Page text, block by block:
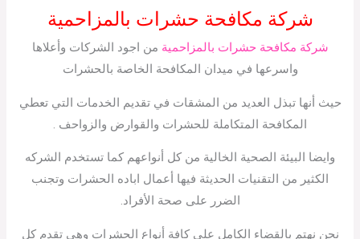
شركة مكافحة حشرات بالمزاحمية
شركة مكافحة حشرات بالمزاحمية من اجود الشركات وأعلاها
واسرعها في ميدان المكافحة الخاصة بالحشرات
حيث أنها تبذل العديد من المشقات في تقديم الخدمات التي تعطي
المكافحة المتكاملة للحشرات والقوارض والزواحف .
وايضا البيئة الصحية الخالية من كل أنواعهم كما تستخدم الشركه
الكثير من التقنيات الحديثة فيها أعمال اباده الحشرات وتجنب
الضرر على صحة الأفراد.
نحن نهتم بالقضاء الكامل على كافة أنواع الحشرات وهي تقدم كل